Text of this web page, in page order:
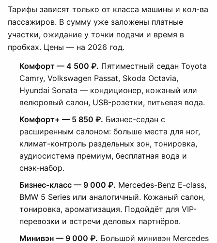
Тарифы зависят только от класса машины и кол-ва
пассажиров. В сумму уже заложены платные
участки, ожидание у точки подачи и время в
пробках. Цены — на 2026 год.
Комфорт — 4 500 ₽. Пятиместный седан Toyota
Camry, Volkswagen Passat, Skoda Octavia,
Hyundai Sonata — кондиционер, кожаный или
велюровый салон, USB-розетки, питьевая вода.
Комфорт+ — 5 850 ₽. Бизнес-седан с
расширенным салоном: больше места для ног,
климат-контроль раздельных зон, тонировка,
аудиосистема премиум, бесплатная вода и
снэк-набор.
Бизнес-класс — 9 000 ₽. Mercedes-Benz E-class,
BMW 5 Series или аналогичный. Кожаный салон,
тонировка, ароматизация. Подойдёт для VIP-
перевозки и встречи деловых партнёров.
Минивэн — 9 000 ₽. Большой минивэн Mercedes